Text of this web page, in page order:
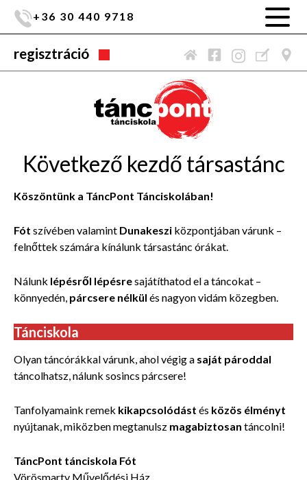
+36 30 440 9718
regisztráció
Következő kezdő társastánc
Köszöntünk a TáncPont Tánciskolában!
Fót szívében valamint Dunakeszi központjában várunk –
felnőttek számára kínálunk társastánc órákat.
Nálunk lépésről lépésresajátíthatod el a táncokat –
könnyedén, párcsere nélkül és nagyon vidám közegben.
Tánciskola
Olyan táncórákkal várunk, ahol végig a saját pároddal
táncolhatsz, nálunk sosincs párcsere!
Tanfolyamaink remek kikapcsolódást és közös élményt
nyújtanak, miközbenmegtanulsz magabiztosan táncolni!
TáncPont tánciskola Fót
Vörösmarty Művelődési Ház